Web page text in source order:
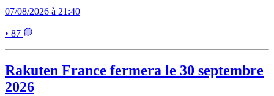
07/08/2026 à 21:40
• 87
Rakuten France fermera le 30 septembre
2026